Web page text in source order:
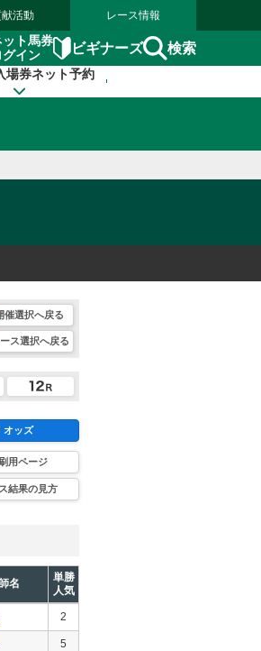
活動 レース情報
ット馬券
グイン
ビギナーズ 検索
場券ネット予約
催選択へ戻る
ス選択へ戻る
オッズ
用ページ
結果の見方
名
単勝
人気
2
5